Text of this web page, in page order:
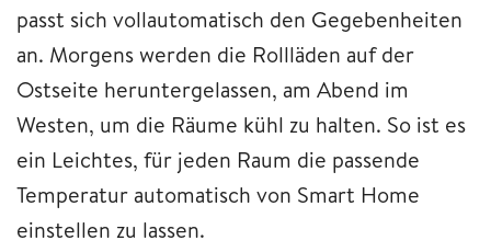
passt sich vollautomatisch den Gegebenheiten
an. Morgens werden die Rollläden auf der
Ostseite heruntergelassen, am Abend im
Westen, um die Räume kühl zu halten. So ist es
ein Leichtes, für jeden Raum die passende
Temperatur automatisch von Smart Home
einstellen zu lassen.